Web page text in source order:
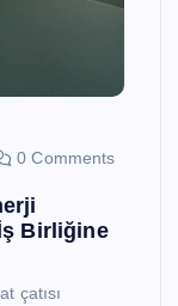
0 Comments
Birliğine
çatısı